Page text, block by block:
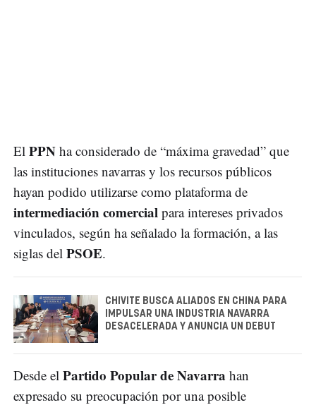
El PPN ha considerado de “máxima gravedad” que
las instituciones navarras y los recursos públicos
hayan podido utilizarse como plataforma de
intermediación comercial para intereses privados
vinculados, según ha señalado la formación, a las
siglas del PSOE.
CHIVITE BUSCA ALIADOS EN CHINA PARA
IMPULSAR UNA INDUSTRIA NAVARRA
DESACELERADA Y ANUNCIA UN DEBUT
Desde el Partido Popular de Navarra han
expresado su preocupación por una posible